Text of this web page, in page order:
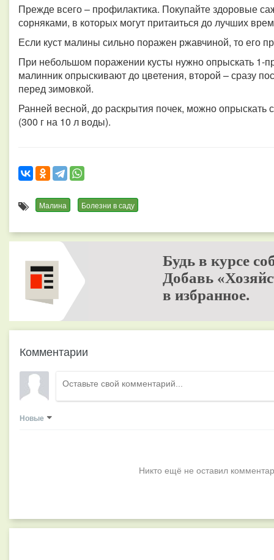
Прежде всего – профилактика. Покупайте здоровые
сорняками, в которых могут притаиться до лучших
Если куст малины сильно поражен ржавчиной, то его
При небольшом поражении кусты нужно опрыскать 1-
малинник опрыскивают до цветения, второй – сразу
перед зимовкой.
Ранней весной, до раскрытия почек, можно
(300 г на 10 л воды).
Малина Болезни в саду
Будь в курсе
Добавь
в избранное.
Комментарии
Новые
Никто ещё не оставил